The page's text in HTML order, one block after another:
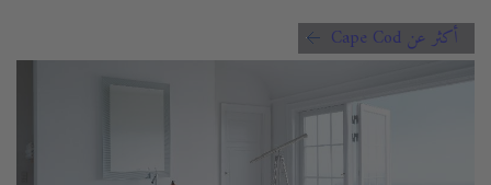
أكثر عن Cape Cod